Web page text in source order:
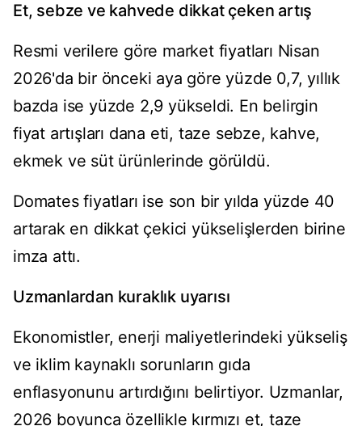
Et, sebze ve kahvede dikkat çeken artış
Resmi verilere göre market fiyatları Nisan
2026'da bir önceki aya göre yüzde 0,7, yıllık
bazda ise yüzde 2,9 yükseldi. En belirgin
fiyat artışları dana eti, taze sebze, kahve,
ekmek ve süt ürünlerinde görüldü.
Domates fiyatları ise son bir yılda yüzde 40
artarak en dikkat çekici yükselişlerden birine
imza attı.
Uzmanlardan kuraklık uyarısı
Ekonomistler, enerji maliyetlerindeki yükseliş
ve iklim kaynaklı sorunların gıda
enflasyonunu artırdığını belirtiyor. Uzmanlar,
2026 boyunca özellikle kırmızı et, taze